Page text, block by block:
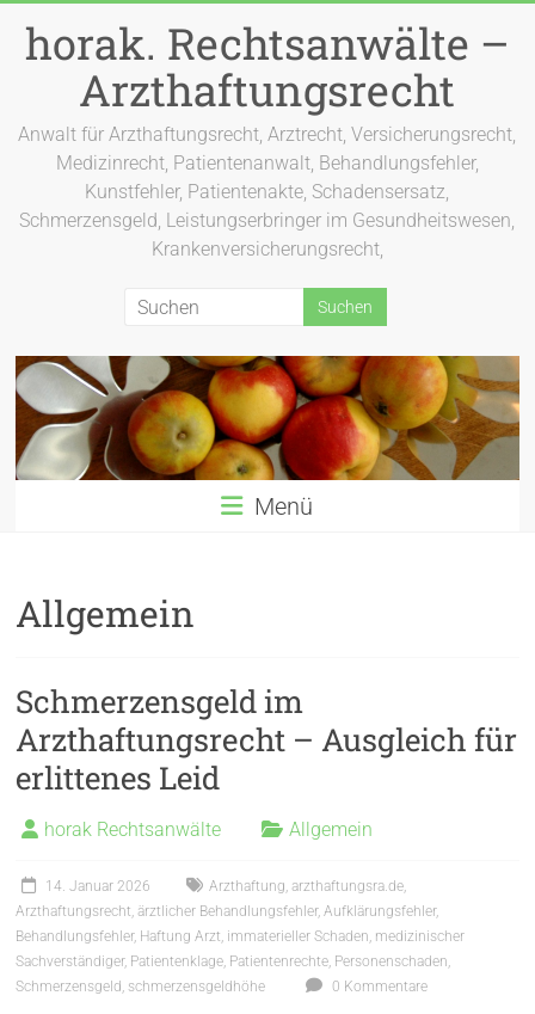
Inhalt
springen
horak. Rechtsanwälte –
Arzthaftungsrecht
Anwalt für Arzthaftungsrecht, Arztrecht, Versicherungsrecht,
Medizinrecht, Patientenanwalt, Behandlungsfehler,
Kunstfehler, Patientenakte, Schadensersatz,
Schmerzensgeld, Leistungserbringer im Gesundheitswesen,
Krankenversicherungsrecht,
Menü
Allgemein
Schmerzensgeld im
Arzthaftungsrecht – Ausgleich für
erlittenes Leid
horak Rechtsanwälte Allgemein
14. Januar 2026 Arzthaftung ,arzthaftungsra.de
Arzthaftungsrecht ,ärztlicher Behandlungsfehler,Aufklärungsfehler,
Behandlungsfehler, Haftung Arzt immaterieller Schaden medizinischer
Sachverständiger, Patientenklage Patientenrechte Personenschaden
Schmerzensgeld schmerzensgeldhöhe 0 Kommentare